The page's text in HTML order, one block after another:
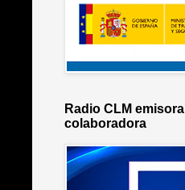
Radio CLM emisora
colaboradora